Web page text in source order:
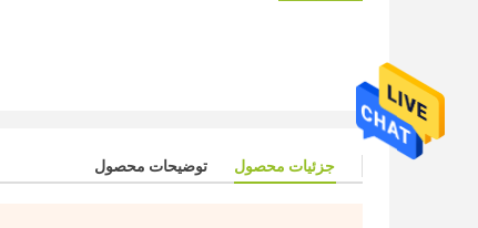
جزئیات محصول توضیحات محصول